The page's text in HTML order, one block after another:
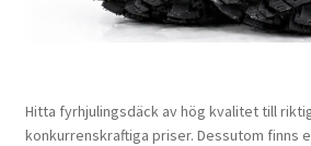
Hitta fyrhjulingsdäck av hög kvalitet till
konkurrenskraftiga priser. Dessutom finns